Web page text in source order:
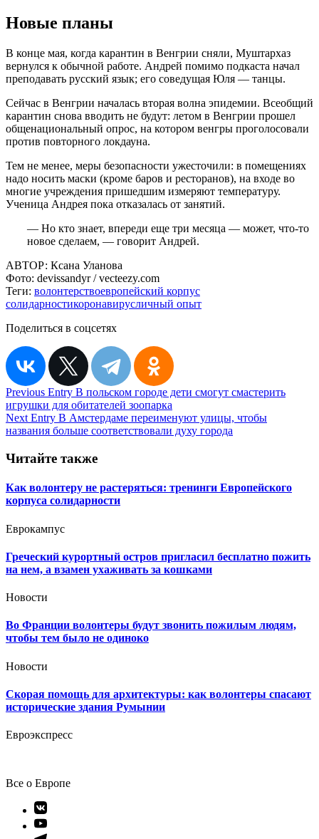
Новые планы
В конце мая, когда карантин в Венгрии сняли, Муштархаз
вернулся к обычной работе. Андрей помимо подкаста начал
преподавать русский язык; его соведущая Юля — танцы.
Сейчас в Венгрии началась вторая волна эпидемии. Всеобщий
карантин снова вводить не будут: летом в Венгрии прошел
общенациональный опрос, на котором венгры проголосовали
против повторного локдауна.
Тем не менее, меры безопасности ужесточили: в помещениях
надо носить маски (кроме баров и ресторанов), на входе во
многие учреждения пришедшим измеряют температуру.
Ученица Андрея пока отказалась от занятий.
— Но кто знает, впереди еще три месяца — может, что-то
новое сделаем, — говорит Андрей.
АВТОР: Ксана Уланова
Фото: devissandyr / vecteezy.com
Теги: волонтерствоевропейский корпус
солидарностикоронавирусличный опыт
Поделиться в соцсетях
Навигация
по
записям
Previous Entry В польском городе дети смогут смастерить
игрушки для обитателей зоопарка
Next Entry В Амстердаме переименуют улицы, чтобы
названия больше соответствовали духу города
Читайте также
Как волонтеру не растеряться: тренинги Европейского
корпуса солидарности
Еврокампус
Греческий курортный остров пригласил бесплатно пожить
на нем, а взамен ухаживать за кошками
Новости
Во Франции волонтеры будут звонить пожилым людям,
чтобы тем было не одиноко
Новости
Скорая помощь для архитектуры: как волонтеры спасают
исторические здания Румынии
Евроэкспресс
Все о Европе
Элемент
меню
Элемент
меню